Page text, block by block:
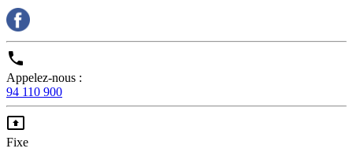

Appelez-nous :
94 110 900

Fixe